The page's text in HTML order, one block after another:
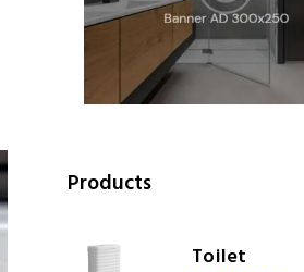
Products
Toilet